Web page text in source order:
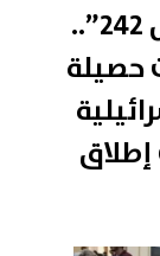
طوفان الأقصى ” اليوم ال 242”..
حصيلة